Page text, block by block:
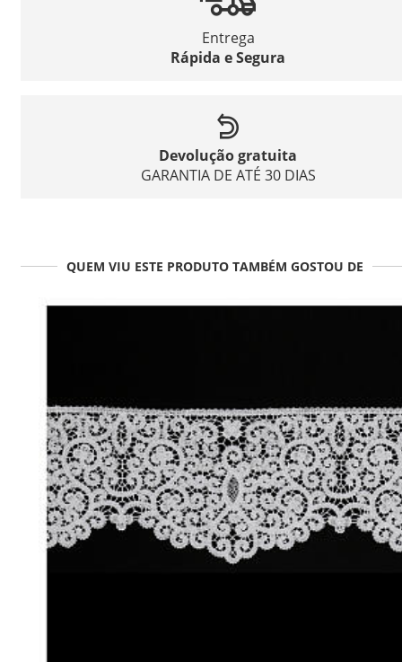
Entrega
Rápida e Segura
Devolução gratuita
GARANTIA DE ATÉ 30 DIAS
QUEM VIU ESTE PRODUTO TAMBÉM GOSTOU DE